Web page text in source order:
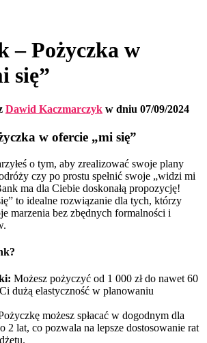
– Pożyczka w
się”
Dawid Kaczmarczyk w dniu 07/09/2024
w ofercie „mi się”
o tym, aby zrealizować swoje plany
czy po prostu spełnić swoje „widzi mi
ma dla Ciebie doskonałą propozycję!
to idealne rozwiązanie dla tych, którzy
marzenia bez zbędnych formalności i
Możesz pożyczyć od 1 000 zł do nawet 60
dużą elastyczność w planowaniu
możesz spłacać w dogodnym dla
2 lat, co pozwala na lepsze dostosowanie rat